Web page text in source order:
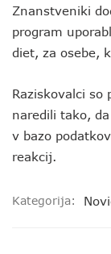
Znanstveniki
program
diet, za osebe,
Raziskovalci so
naredili tako,
v bazo
reakcij.
Kategorija: